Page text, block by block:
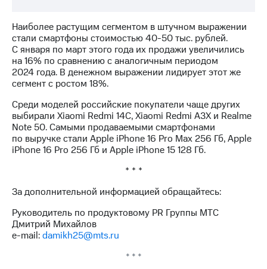
кабинет
акционера
Акционерный
капитал
Контроль
и
Рынок
акций
Описание
Программа
акций
Дивиденды
Рынок
облигаций
Наиболее растущим сегментом в штучном выражении
стали смартфоны стоимостью 40-50 тыс. рублей.
С января по март этого года их продажи увеличились
на 16% по сравнению с аналогичным периодом
2024 года. В денежном выражении лидирует этот же
сегмент с ростом 18%.
Среди моделей российские покупатели чаще других
выбирали Xiaomi Redmi 14C, Xiaomi Redmi A3X и Realme
Note 50. Самыми продаваемыми смартфонами
по выручке стали Apple iPhone 16 Pro Max 256 Гб, Apple
iPhone 16 Pro 256 Гб и Apple iPhone 15 128 Гб.
* * *
За дополнительной информацией обращайтесь:
Руководитель по продуктовому PR Группы МТС
Дмитрий Михайлов
e-mail:damikh25@mts.ru
* * *